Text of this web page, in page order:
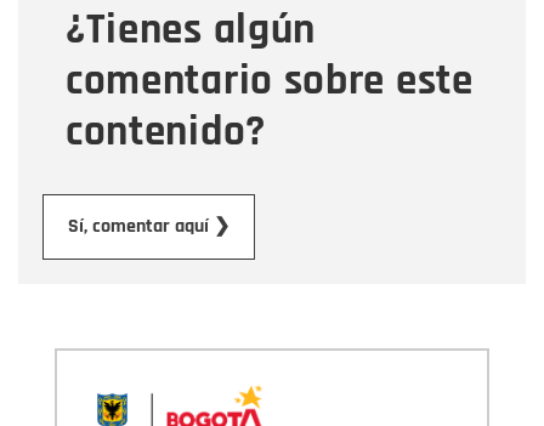
¿Tienes algún
comentario sobre este
contenido?
Sí, comentar aquí ❯
Mensaje